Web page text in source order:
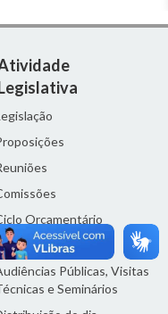
Orçamentário
Públicas, Visitas
e Seminários